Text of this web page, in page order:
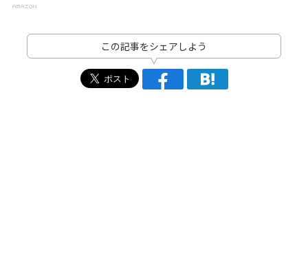
この記事をシェアしよう